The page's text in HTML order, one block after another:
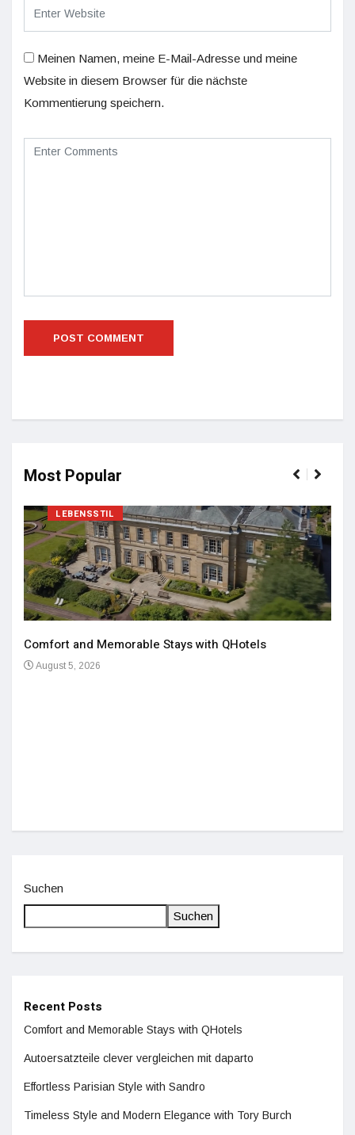
Meinen Namen, meine E-Mail-Adresse und meine
Website in diesem Browser für die nächste
Kommentierung speichern.
Most Popular
LEBENSSTIL
Comfort and Memorable Stays with QHotels
August 5, 2026
Suchen
Suchen
Recent Posts
Comfort and Memorable Stays with QHotels
Autoersatzteile clever vergleichen mit daparto
Effortless Parisian Style with Sandro
Timeless Style and Modern Elegance with Tory Burch